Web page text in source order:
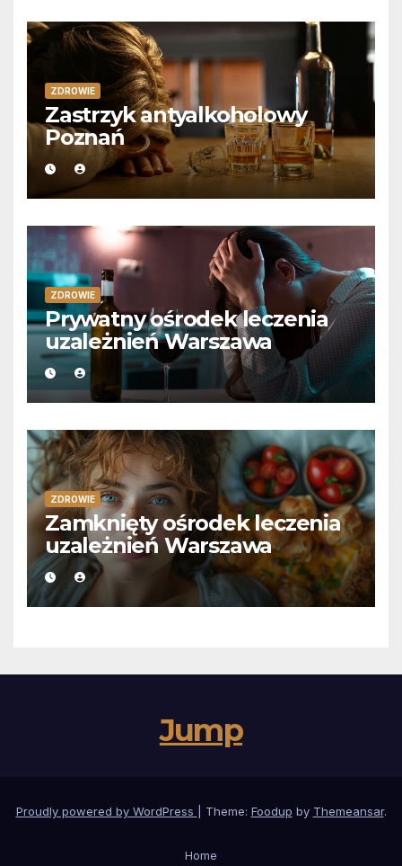
ZDROWIE
Zastrzyk antyalkoholowy
Poznań
ZDROWIE
Prywatny ośrodek leczenia
uzależnień Warszawa
ZDROWIE
Zamknięty ośrodek leczenia
uzależnień Warszawa
Jump
Proudly powered by WordPress Theme: Foodup by Themeansar.
Home